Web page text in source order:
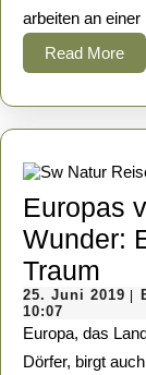
arbeiten an
Read More
Europas
Wunder:
Traum
25. Juni 2019 25.
10:07
Europa, das Land der historischen Städte und malerischen
Dörfer, birgt